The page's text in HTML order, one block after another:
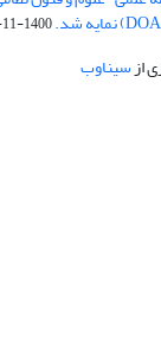
1400-11-19
ازسیناوب